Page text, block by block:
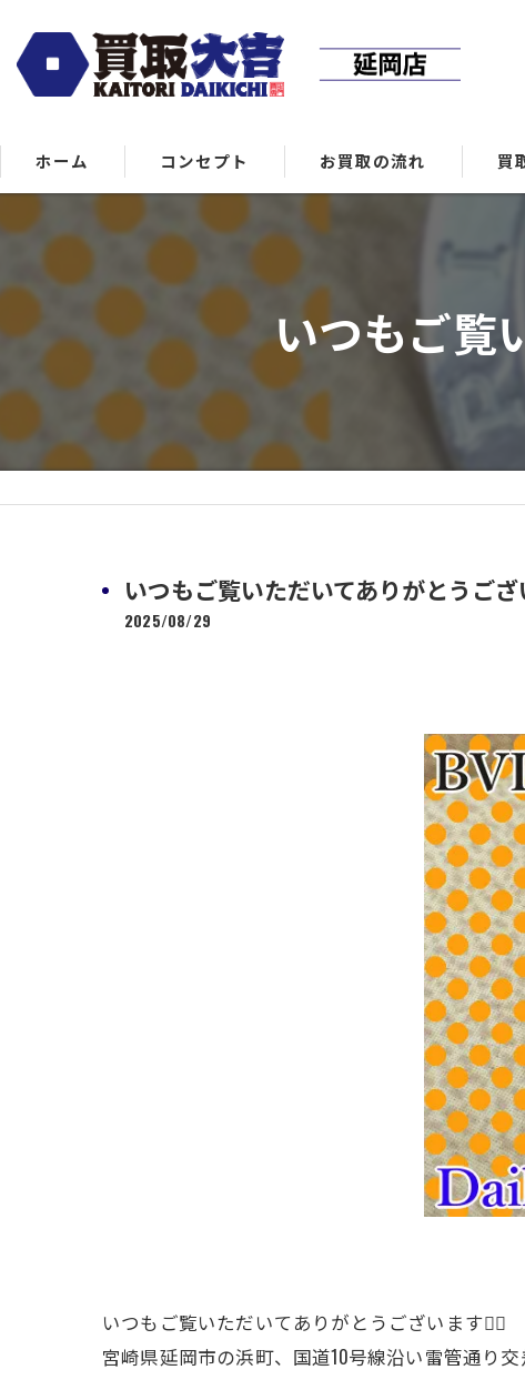
ホーム コンセプト お買取の流れ 買
いつもご覧
いつもご覧いただいてありがとうござ
2025/08/29
いつもご覧いただいてありがとうございます🙇‍♂️
宮崎県延岡市の浜町、国道10号線沿い雷管通り